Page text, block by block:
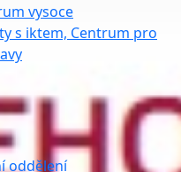
vysoce
s iktem, Centrum pro
oddělení